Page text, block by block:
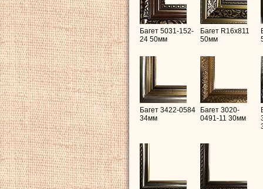
Багет 5031-152-
24 50мм
Багет R16х811
50мм
Багет 3422-0584
34мм
Багет 3020-
0491-11 30мм